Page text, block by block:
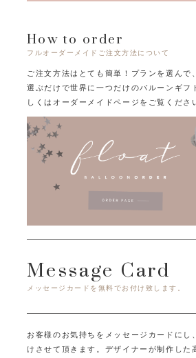
How to order
フルオーダーメイドご注文方法について
ご注文方法はとても簡単！プランを選んで
選ぶだけで世界に一つだけのバルーンギフ
しくはオーダーメイドページをご覧くださ
Message Card
メッセージカードを無料でお付け致します。
お客様のお気持ちをメッセージカードにし
けさせて頂きます。 デザイナーが制作した